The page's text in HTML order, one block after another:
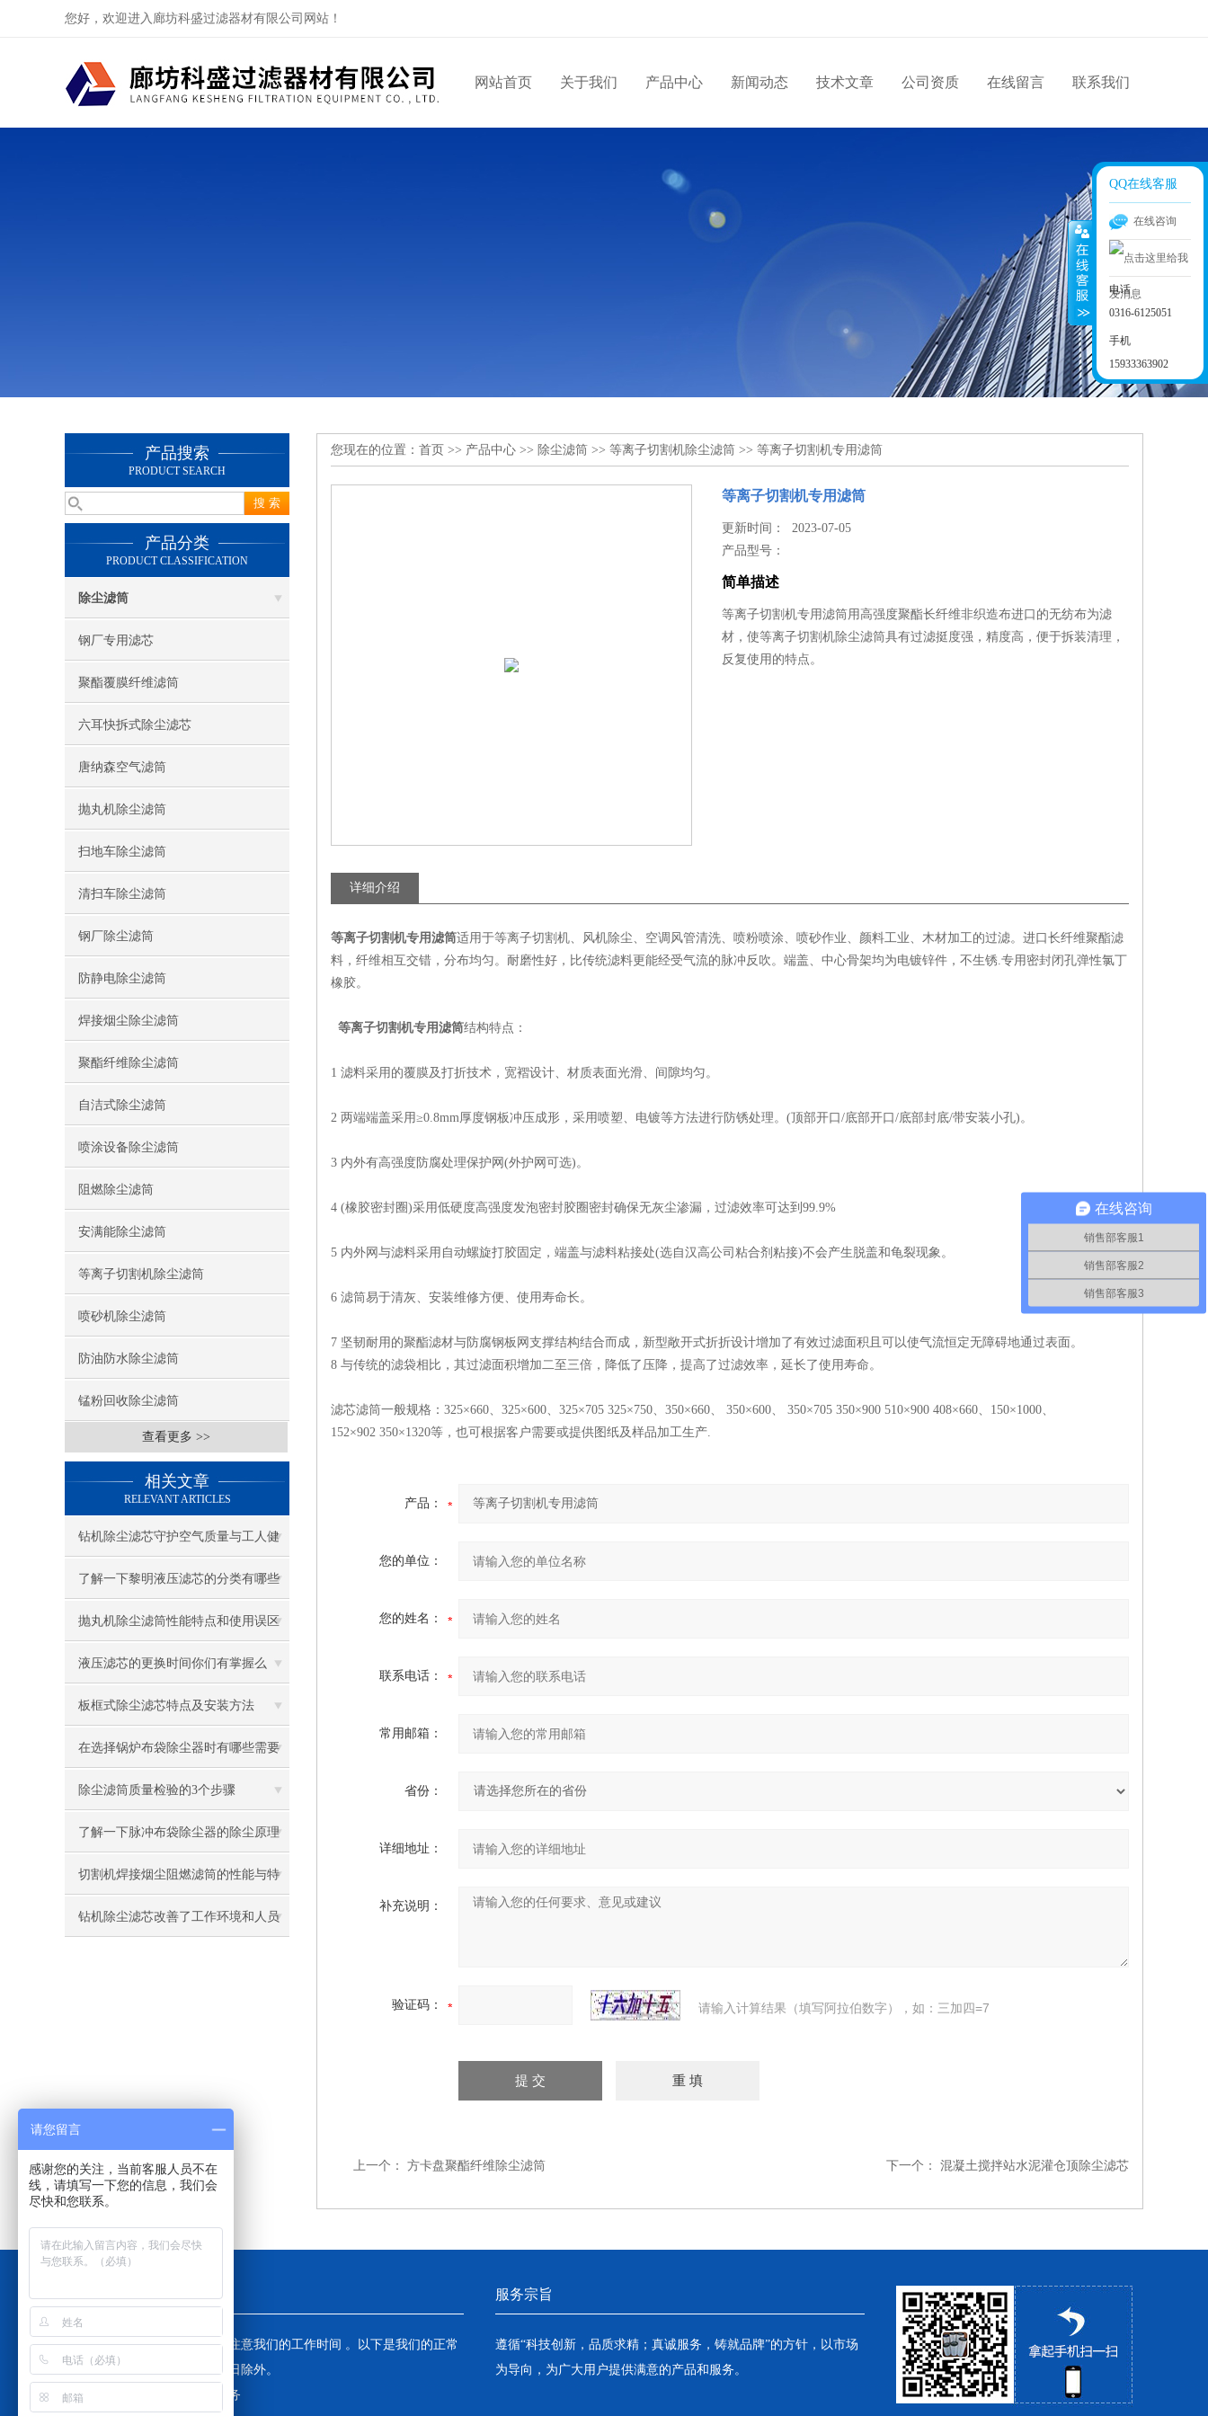
您好，欢迎进入廊坊科盛过滤器材有限公司网站！
网站首页 关于我们 产品中心 新闻动态 技术文章 公司资质 在线留言 联系我们
产品搜索
PRODUCT SEARCH
产品分类
PRODUCT CLASSIFICATION
除尘滤筒
钢厂专用滤芯
聚酯覆膜纤维滤筒
六耳快拆式除尘滤芯
唐纳森空气滤筒
抛丸机除尘滤筒
扫地车除尘滤筒
清扫车除尘滤筒
钢厂除尘滤筒
防静电除尘滤筒
焊接烟尘除尘滤筒
聚酯纤维除尘滤筒
自洁式除尘滤筒
喷涂设备除尘滤筒
阻燃除尘滤筒
安满能除尘滤筒
等离子切割机除尘滤筒
喷砂机除尘滤筒
防油防水除尘滤筒
锰粉回收除尘滤筒
查看更多 >>
相关文章
RELEVANT ARTICLES
钻机除尘滤芯守护空气质量与工人健
康
了解一下黎明液压滤芯的分类有哪些
吧
抛丸机除尘滤筒性能特点和使用误区
液压滤芯的更换时间你们有掌握么
板框式除尘滤芯特点及安装方法
在选择锅炉布袋除尘器时有哪些需要
了解的呢
除尘滤筒质量检验的3个步骤
了解一下脉冲布袋除尘器的除尘原理
及设计吧
切割机焊接烟尘阻燃滤筒的性能与特
点是什么？
钻机除尘滤芯改善了工作环境和人员
您现在的位置： 首页 >> 产品中心 >> 除尘滤筒 >> 等离子切割机除尘滤筒 >> 等离子切割机专用滤筒
等离子切割机专用滤筒
更新时间： 2023-07-05
产品型号：
简单描述
等离子切割机专用滤筒用高强度聚酯长纤维非织造布进口的无纺布为滤
材，使等离子切割机除尘滤筒具有过滤挺度强，精度高，便于拆装清理，
反复使用的特点。
详细介绍
等离子切割机专用滤筒适用于等离子切割机、风机除尘、空调风管清洗、喷粉喷涂、喷砂作业、颜料工业、木材加工的过滤。进口长纤维聚酯滤
料，纤维相互交错，分布均匀。耐磨性好，比传统滤料更能经受气流的脉冲反吹。端盖、中心骨架均为电镀锌件，不生锈.专用密封闭孔弹性氯丁
橡胶。
等离子切割机专用滤筒结构特点：
1 滤料采用的覆膜及打折技术，宽褶设计、材质表面光滑、间隙均匀。
2 两端端盖采用≥0.8mm厚度钢板冲压成形，采用喷塑、电镀等方法进行防锈处理。(顶部开口/底部开口/底部封底/带安装小孔)。
3 内外有高强度防腐处理保护网(外护网可选)。
4 (橡胶密封圈)采用低硬度高强度发泡密封胶圈密封确保无灰尘渗漏，过滤效率可达到99.9%
5 内外网与滤料采用自动螺旋打胶固定，端盖与滤料粘接处(选自汉高公司粘合剂粘接)不会产生脱盖和龟裂现象。
6 滤筒易于清灰、安装维修方便、使用寿命长。
7 坚韧耐用的聚酯滤材与防腐钢板网支撑结构结合而成，新型敞开式折折设计增加了有效过滤面积且可以使气流恒定无障碍地通过表面。
8 与传统的滤袋相比，其过滤面积增加二至三倍，降低了压降，提高了过滤效率，延长了使用寿命。
滤芯滤筒一般规格：325×660、325×600、325×705 325×750、350×660、 350×600、 350×705 350×900 510×900 408×660、150×1000、
152×902 350×1320等，也可根据客户需要或提供图纸及样品加工生产.
产品：
您的单位：
您的姓名：
联系电话：
常用邮箱：
省份：
详细地址：
补充说明：
验证码： 请输入计算结果（填写阿拉伯数字），如：三加四=7
上一个： 方卡盘聚酯纤维除尘滤筒 下一个： 混凝土搅拌站水泥灌仓顶除尘滤芯
为了避免不必要的等待，敬请注意我们的工作时间 。以下是我们的正常
工作时间，中国大陆法定节假日除外。
工作时间：24小时在线为您服务
服务宗旨
遵循“科技创新，品质求精；真诚服务，铸就品牌”的方针，以市场
为导向，为广大用户提供满意的产品和服务。
QQ在线客服
在线咨询
电话
0316-6125051
手机
15933363902
在线咨询
销售部客服1
销售部客服2
销售部客服3
请您留言
感谢您的关注，当前客服人员不在
线，请填写一下您的信息，我们会
尽快和您联系。